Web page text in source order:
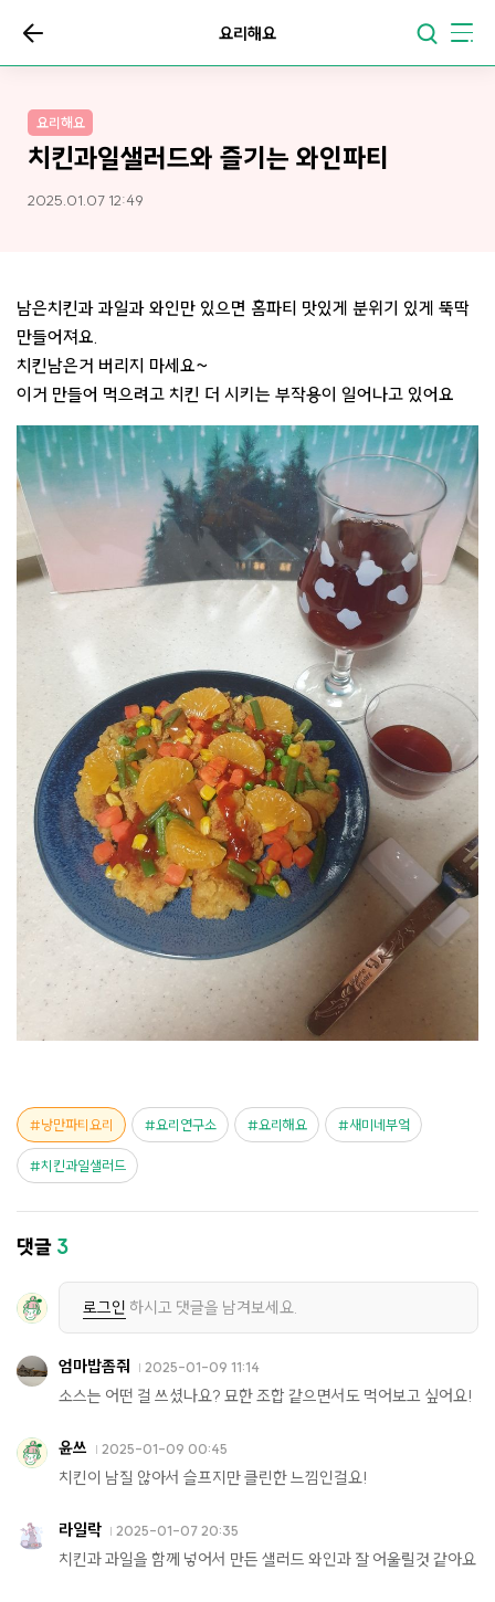
요리해요
요리해요
치킨과일샐러드와 즐기는 와인파티
2025.01.07 12:49
남은치킨과 과일과 와인만 있으면 홈파티 맛있게 분위기 있게 뚝딱
만들어져요.
치킨남은거 버리지 마세요~
이거 만들어 먹으려고 치킨 더 시키는 부작용이 일어나고 있어요
낭만파티요리 요리연구소 요리해요 새미네부엌
치킨과일샐러드
댓글 3
로그인 하시고 댓글을 남겨보세요.
엄마밥좀줘 2025-01-09 11:14
소스는 어떤 걸 쓰셨나요? 묘한 조합 같으면서도 먹어보고 싶어요!
윤쓰 2025-01-09 00:45
치킨이 남질 않아서 슬프지만 클린한 느낌인걸요!
라일락 2025-01-07 20:35
치킨과 과일을 함께 넣어서 만든 샐러드 와인과 잘 어울릴것 같아요